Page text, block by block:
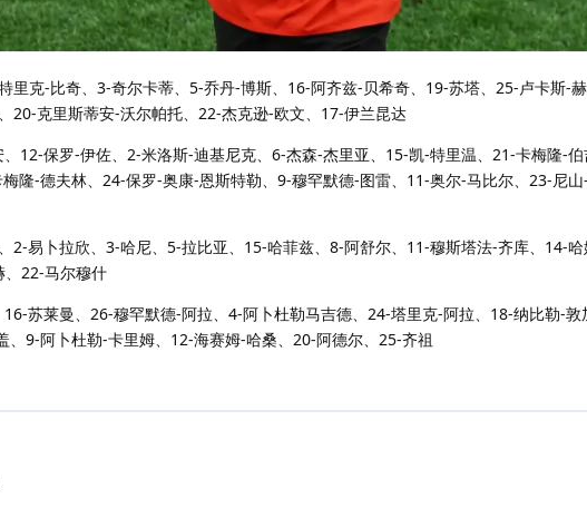
里克-比奇、3-奇尔卡蒂、5-乔丹-博斯、16-阿齐兹-贝希奇、19-苏塔、25-卢卡斯-
20-克里斯蒂安-沃尔帕托、22-杰克逊-欧文、17-伊兰昆达
12-保罗-伊佐、2-米洛斯-迪基尼克、6-杰森-杰里亚、15-凯-特里温、21-卡梅隆-
隆-德夫林、24-保罗-奥康-恩斯特勒、9-穆罕默德-图雷、11-奥尔-马比尔、23-尼
2-易卜拉欣、3-哈尼、5-拉比亚、15-哈菲兹、8-阿舒尔、11-穆斯塔法-齐库、14-哈
、22-马尔穆什
苏莱曼、26-穆罕默德-阿拉、4-阿卜杜勒马吉德、24-塔里克-阿拉、18-纳比勒-
、9-阿卜杜勒-卡里姆、12-海赛姆-哈桑、20-阿德尔、25-齐祖